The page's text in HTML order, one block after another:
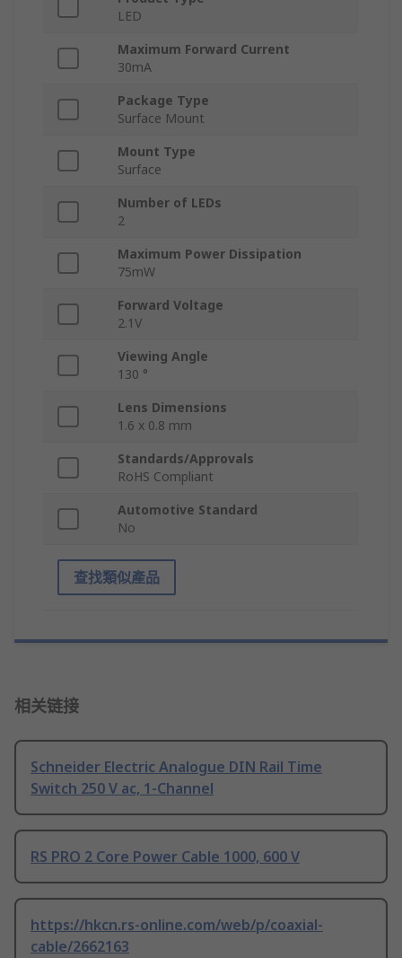
LED
Maximum Forward Current
30mA
Package Type
Surface Mount
Mount Type
Surface
Number of LEDs
2
Maximum Power Dissipation
75mW
Forward Voltage
2.1V
Viewing Angle
130 °
Lens Dimensions
1.6 x 0.8 mm
Standards/Approvals
RoHS Compliant
Automotive Standard
No
查找類似產品
相关链接
Schneider Electric Analogue DIN Rail Time
Switch 250 V ac, 1-Channel
RS PRO 2 Core Power Cable 1000, 600 V
https://hkcn.rs-online.com/web/p/coaxial-
cable/2662163